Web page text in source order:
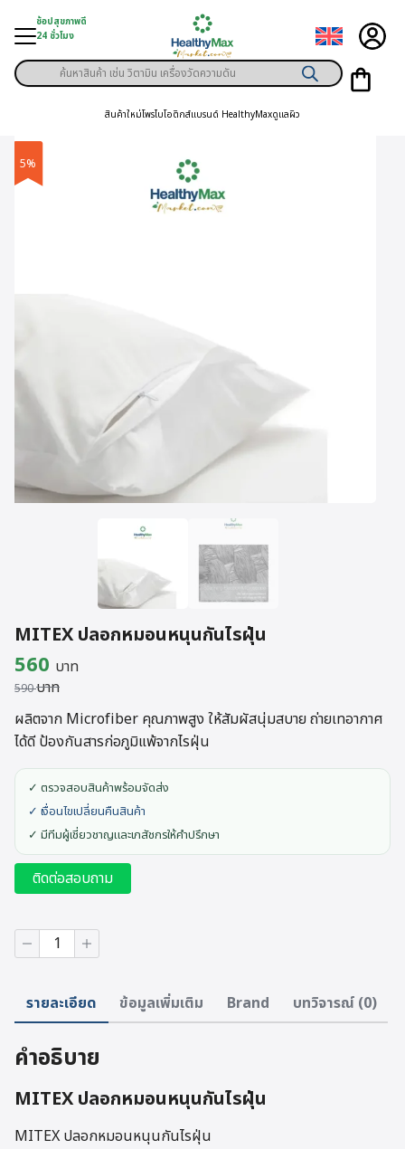
content
ช้อปสุขภาพดี
24 ชั่วโมง
มู่สินค้า
าพเฉพาะคุณ
Products
search
สินค้าใหม่โพรไบโอติกส์แบรนด์ HealthyMaxดูแลผิว
5%
MITEX ปลอกหมอนหนุนกันไรฝุ่น
590บาท
Original
price
was:
590 บาท.
560 บาท
is:
560 บาท.
ผลิตจาก Microfiber คุณภาพสูง ให้สัมผัสนุ่มสบาย ถ่ายเทอากาศ
ได้ดี ป้องกันสารก่อภูมิแพ้จากไรฝุ่น
✓ ตรวจสอบสินค้าพร้อมจัดส่ง
✓ เงื่อนไขเปลี่ยนคืนสินค้า
✓ มีทีมผู้เชี่ยวชาญและเภสัชกรให้คำปรึกษา
ติดต่อสอบถาม
จำนวน
MITEX
กัน
ไร
ชิ้น
รายละเอียด ข้อมูลเพิ่มเติม Brand บทวิจารณ์ (0)
คำอธิบาย
MITEX ปลอกหมอนหนุนกันไรฝุ่น
MITEX ปลอกหมอนหนุนกันไรฝุ่น